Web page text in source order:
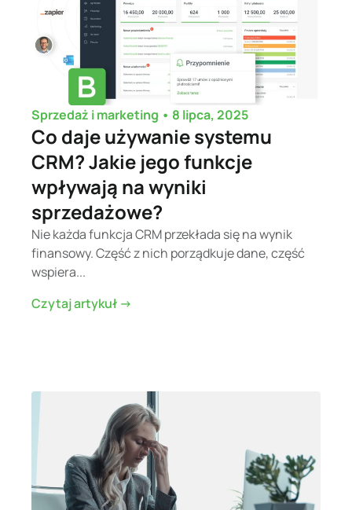
Sprzedaż i marketing • 8 lipca, 2025
Co daje używanie systemu
CRM? Jakie jego funkcje
wpływają na wyniki
sprzedażowe?
Nie każda funkcja CRM przekłada się na wynik
finansowy. Część z nich porządkuje dane, część
wspiera...
Czytaj artykuł ->